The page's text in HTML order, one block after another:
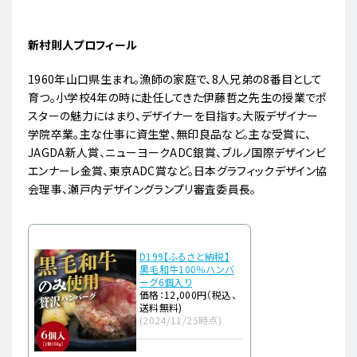
新村則人プロフィール
1960年山口県生まれ。漁師の家庭で、8人兄弟の8番目として
育つ。小学校4年の時に赴任してきた伊藤哲之先生の授業でポ
スターの魅力にはまり、デザイナーを目指す。大阪デザイナー
学院卒業。主な仕事に資生堂、無印良品など。主な受賞に、
JAGDA新人賞、ニューヨークADC銀賞、ブルノ国際デザインビ
エンナーレ金賞、東京ADC賞など。日本グラフィックデザイン協
会理事、瀬戸内デザイングランプリ審査委員長。
D199【ふるさと納税】
黒毛和牛100％ハンバ
ーグ6個入り
価格：12,000円（税込、
送料無料)
(2024/11/25時点)